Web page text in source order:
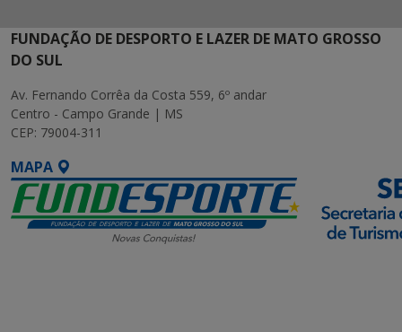
FUNDAÇÃO DE DESPORTO E LAZER DE MATO GROSSO
DO SUL
Av. Fernando Corrêa da Costa 559, 6º andar
Centro - Campo Grande | MS
CEP: 79004-311
MAPA